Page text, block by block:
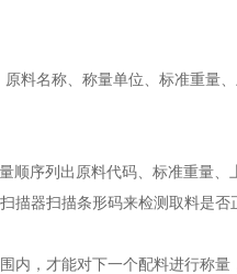
名称、称量单位、标准重量、
序列出原料代码、标准重量、
扫描条形码来检测取料是否
，才能对下一个配料进行称